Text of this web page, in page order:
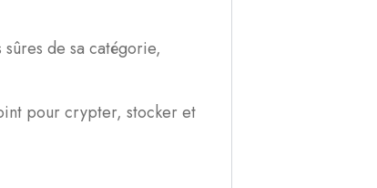
de sa catégorie,
pour crypter, stocker et